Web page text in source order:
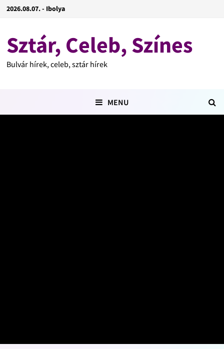
2026.08.07. - Ibolya
Sztár, Celeb, Színes
Bulvár hírek, celeb, sztár hírek
MENU